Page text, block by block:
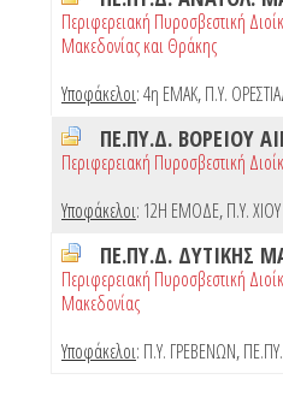
Περιφερειακή Πυροσβεστική
Μακεδονίας και Θράκης
Υποφάκελοι:4η ΕΜΑΚ,Π.Υ.
ΠΕ.ΠΥ.Δ. ΒΟΡΕΙΟΥ
Περιφερειακή Πυροσβεστική
Υποφάκελοι: 12Η ΕΜΟΔΕ,Π.Υ. ΧΙΟΥ
ΠΕ.ΠΥ.Δ. ΔΥΤΙΚΗΣ
Περιφερειακή Πυροσβεστική
Μακεδονίας
Υποφάκελοι: Π.Υ. ΓΡΕΒΕΝΩΝ,